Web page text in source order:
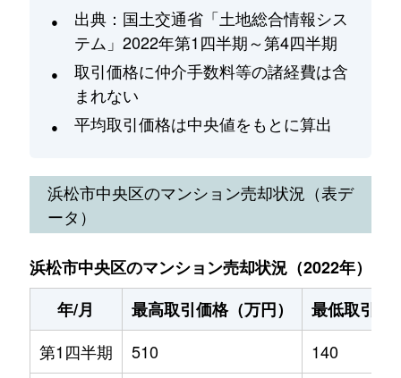
出典：国土交通省「土地総合情報シス
テム」2022年第1四半期～第4四半期
取引価格に仲介手数料等の諸経費は含
まれない
平均取引価格は中央値をもとに算出
浜松市中央区のマンション売却状況（表デ
ータ）
浜松市中央区のマンション売却状況（2022年）
年/月
最高取引価格（万円）
最低取引価
第1四半期
510 140